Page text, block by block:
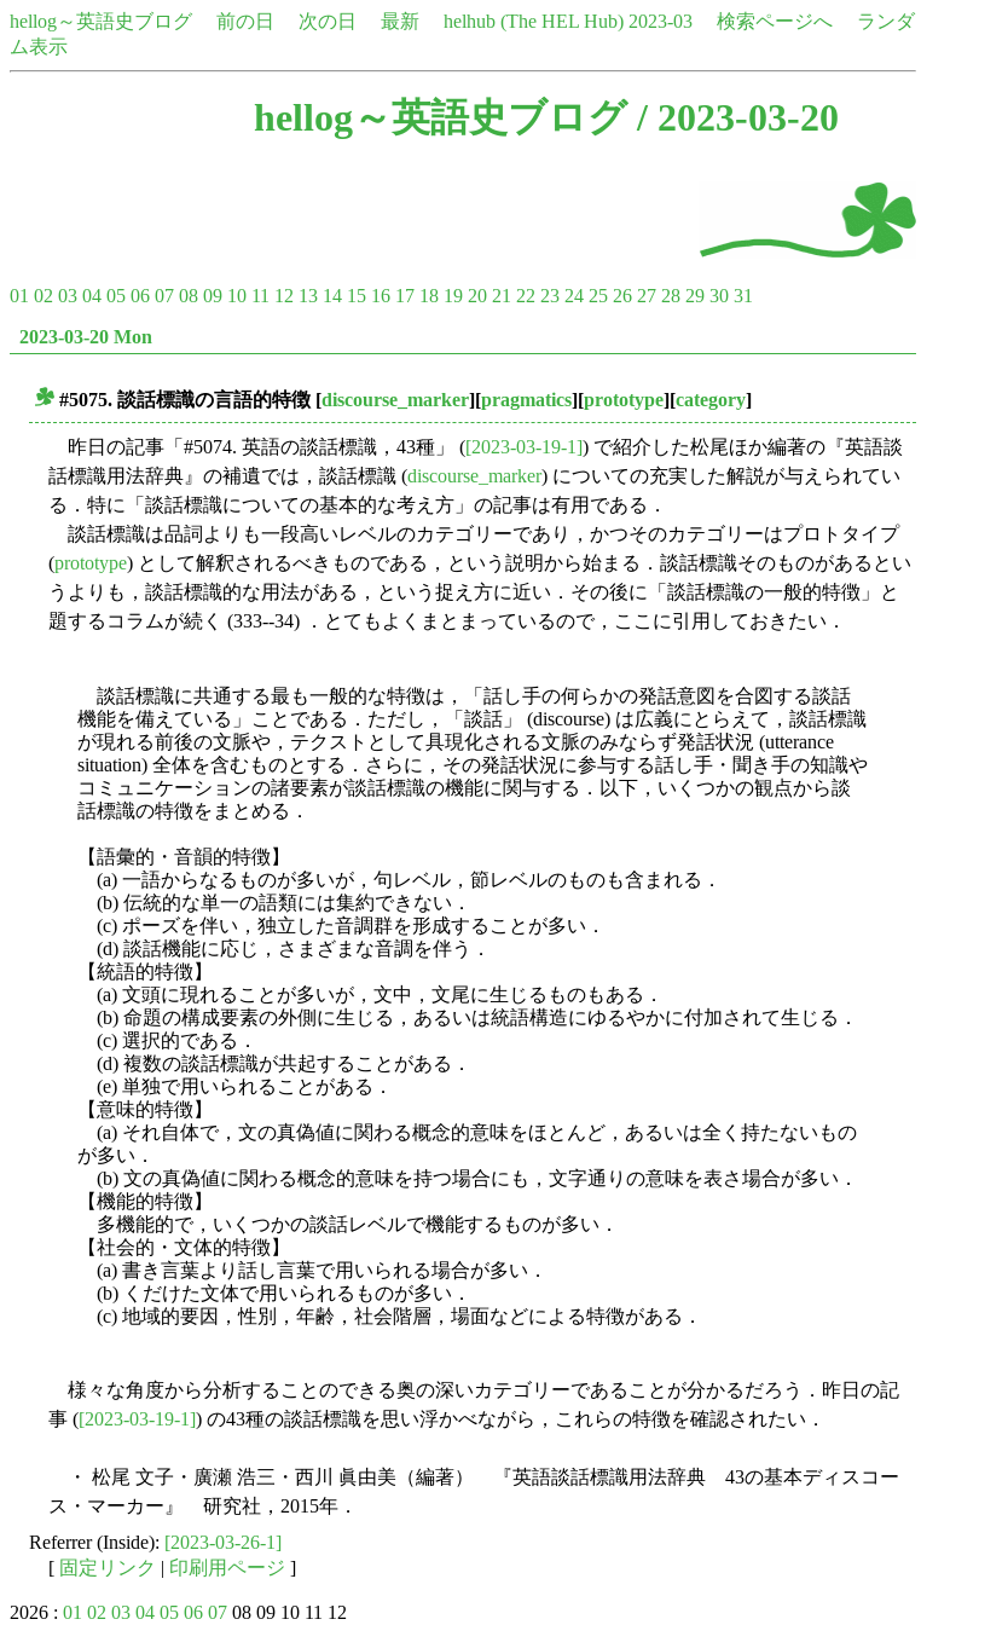
hellog～英語史ブログ 前の日 次の日 最新 helhub (The HEL Hub) 2023-03 検索ページへ
ランダ
ム表示
hellog～英語史ブログ/ 2023-03-20
01 02 03 04 05 06 07 08 09 10 11 12 13 14 15 16 17 18 19 20 21 22 23 24 25 26 27 28 29 30 31
2023-03-20 Mon
#5075. 談話標識の言語的特徴 [discourse_marker][pragmatics][prototype][category]
昨日の記事「#5074. 英語の談話標識，43種」 ([2023-03-19-1]) で紹介した松尾ほか編著の『英語談
話標識用法辞典』の補遺では，談話標識 (discourse_marker) についての充実した解説が与えられてい
る．特に「談話標識についての基本的な考え方」の記事は有用である．
談話標識は品詞よりも一段高いレベルのカテゴリーであり，かつそのカテゴリーはプロトタイプ
(prototype) として解釈されるべきものである，という説明から始まる．談話標識そのものがあるとい
うよりも，談話標識的な用法がある，という捉え方に近い．その後に「談話標識の一般的特徴」と
題するコラムが続く (333--34) ．とてもよくまとまっているので，ここに引用しておきたい．
談話標識に共通する最も一般的な特徴は，「話し手の何らかの発話意図を合図する談話
機能を備えている」ことである．ただし，「談話」 (discourse) は広義にとらえて，談話標識
が現れる前後の文脈や，テクストとして具現化される文脈のみならず発話状況 (utterance
situation) 全体を含むものとする．さらに，その発話状況に参与する話し手・聞き手の知識や
コミュニケーションの諸要素が談話標識の機能に関与する．以下，いくつかの観点から談
話標識の特徴をまとめる．
【語彙的・音韻的特徴】
(a) 一語からなるものが多いが，句レベル，節レベルのものも含まれる．
(b) 伝統的な単一の語類には集約できない．
(c) ポーズを伴い，独立した音調群を形成することが多い．
(d) 談話機能に応じ，さまざまな音調を伴う．
【統語的特徴】
(a) 文頭に現れることが多いが，文中，文尾に生じるものもある．
(b) 命題の構成要素の外側に生じる，あるいは統語構造にゆるやかに付加されて生じる．
(c) 選択的である．
(d) 複数の談話標識が共起することがある．
(e) 単独で用いられることがある．
【意味的特徴】
(a) それ自体で，文の真偽値に関わる概念的意味をほとんど，あるいは全く持たないもの
が多い．
(b) 文の真偽値に関わる概念的意味を持つ場合にも，文字通りの意味を表さ場合が多い．
【機能的特徴】
多機能的で，いくつかの談話レベルで機能するものが多い．
【社会的・文体的特徴】
(a) 書き言葉より話し言葉で用いられる場合が多い．
(b) くだけた文体で用いられるものが多い．
(c) 地域的要因，性別，年齢，社会階層，場面などによる特徴がある．
様々な角度から分析することのできる奥の深いカテゴリーであることが分かるだろう．昨日の記
事 ([2023-03-19-1]) の43種の談話標識を思い浮かべながら，これらの特徴を確認されたい．
・ 松尾 文子・廣瀬 浩三・西川 眞由美（編著） 『英語談話標識用法辞典 43の基本ディスコー
ス・マーカー』 研究社，2015年．
Referrer (Inside): [2023-03-26-1]
[ 固定リンク | 印刷用ページ ]
2026 : 01 02 03 04 05 06 07 08 09 10 11 12